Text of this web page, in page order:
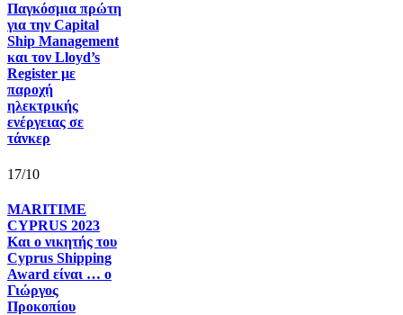
Παγκόσμια πρώτη
για την Capital
Ship Management
και τον Lloyd’s
Register με
παροχή
ηλεκτρικής
ενέργειας σε
τάνκερ
17/10
MARITIME
CYPRUS 2023
Και ο νικητής του
Cyprus Shipping
Award είναι … ο
Γιώργος
Προκοπίου